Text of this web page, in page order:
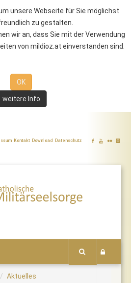
unsere Webseite für Sie möglichst
zu gestalten.
wir an, dass Sie mit der Verwendung
von mildioz.at einverstanden sind.
OK
weitere Info
Kontakt Download Datenschutz
Aktuelles